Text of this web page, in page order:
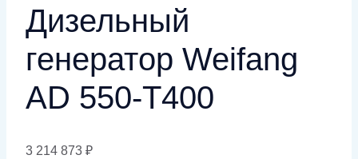
Дизельный
генератор Weifang
AD 550-T400
3 214 873 ₽